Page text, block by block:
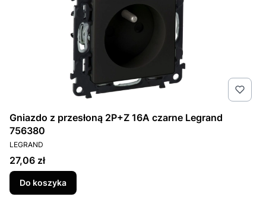
Gniazdo z przesłoną 2P+Z 16A czarne Legrand
756380
PRODUCENT
LEGRAND
Cena
27,06 zł
Do koszyka